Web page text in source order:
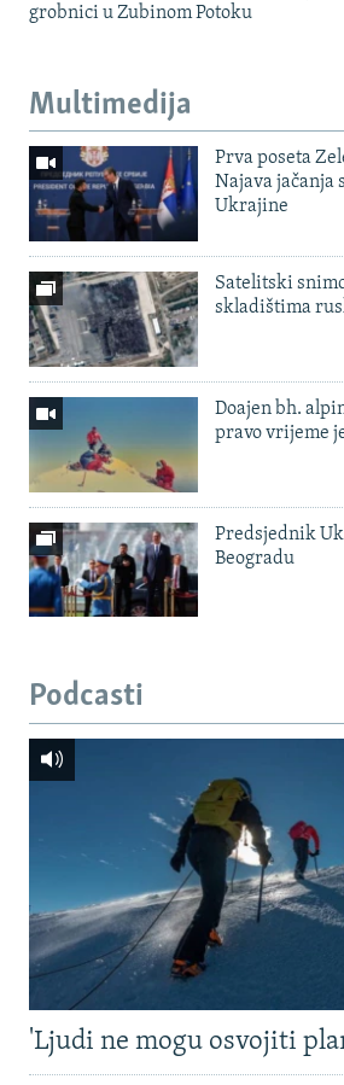
grobnici u Zubinom Potoku
Multimedija
Prva poseta
Najava jačanja
Ukrajine
Satelitski
skladištima
Doajen bh.
pravo vrijeme
Predsjednik
Beogradu
Podcasti
'Ljudi ne mogu osvojiti